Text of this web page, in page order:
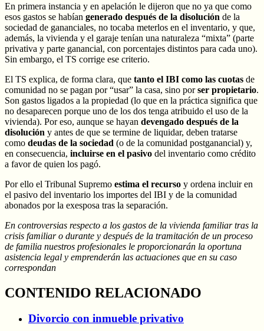
En primera instancia y en apelación le dijeron que no ya que como
esos gastos se habían generado después de la disolución de la
sociedad de gananciales, no tocaba meterlos en el inventario, y que,
además, la vivienda y el garaje tenían una naturaleza “mixta” (parte
privativa y parte ganancial, con porcentajes distintos para cada uno).
Sin embargo, el TS corrige ese criterio.
El TS explica, de forma clara, que tanto el IBI como las cuotas de
comunidad no se pagan por “usar” la casa, sino porser propietario.
Son gastos ligados a la propiedad (lo que en la práctica significa que
no desaparecen porque uno de los dos tenga atribuido el uso de la
vivienda). Por eso, aunque se hayan devengado después de la
disolución y antes de que se termine de liquidar, deben tratarse
como deudas de la sociedad (o de la comunidad postganancial) y,
en consecuencia, incluirse en el pasivo del inventario como crédito
a favor de quien los pagó.
Por ello el Tribunal Supremo estima el recurso y ordena incluir en
el pasivo del inventario los importes del IBI y de la comunidad
abonados por la exesposa tras la separación.
En controversias respecto a los gastos de la vivienda familiar tras la
crisis familiar o durante y después de la tramitación de un proceso
de familia nuestros profesionales le proporcionarán la oportuna
asistencia legal y emprenderán las actuaciones que en su caso
correspondan
CONTENIDO RELACIONADO
Divorcio con inmueble privativo